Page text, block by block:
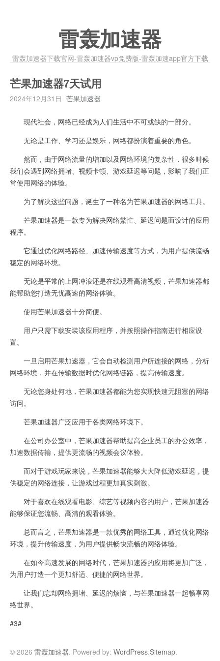
雷轰加速器
雷轰加速器下载官网-雷轰加速器vp免费版-雷轰加速app官方下载
芒果加速器7天试用
2024年12月31日 芒果加速器
现代社会，网络已经成为人们生活中不可或缺的一部分。
无论是工作、学习还是娱乐，网络都扮演着重要的角色。
然而，由于网络流量的增加以及网络环境的复杂性，很多时候
我们会遇到网络拥堵、视频卡顿、游戏延迟等问题，影响了我们正
常使用网络的体验。
为了解决这些问题，诞生了一种名为芒果加速器的网络工具。
芒果加速器是一款专为解决网络繁忙、延迟问题而设计的应用
程序。
它通过优化网络路径、加速传输速度等方式，为用户提供流畅
稳定的网络环境。
无论是平常的上网冲浪还是在线观看高清视频，芒果加速器都
能帮助您打造无忧高速的网络体验。
使用芒果加速器十分简便。
用户只需下载安装该应用程序，并按照操作指南进行相应设
置。
一旦启用芒果加速器，它会自动检测用户所连接的网络，分析
网络环境，并在传输数据时优化网络链路，提高传输速度。
无论您身处何地，芒果加速器都能为您实现快速无阻塞的网络
访问。
芒果加速器广泛应用于各类网络环境下。
在公司办公室中，芒果加速器帮助提高企业员工的办公效率，
加速数据传输，提供更流畅的视频会议体验。
而对于游戏玩家来说，芒果加速器能够大大降低游戏延迟，提
供稳定的网络连接，让游戏过程更加真实刺激。
对于喜欢在线观看电影、综艺等视频内容的用户，芒果加速器
能够保证您流畅、高清的观看体验。
总而言之，芒果加速器是一款优秀的网络工具，通过优化网络
环境，提升传输速度，为用户提供畅快流畅的网络体验。
在如今高速发展的网络时代，芒果加速器的应用将更加广泛，
为用户打造一个更加舒适、便捷的网络世界。
让我们忘却网络拥堵、延迟的烦恼，与芒果加速器一起畅享网
络世界。
#3#
© 2026 雷轰加速器. Powered by: WordPress.Sitemap.